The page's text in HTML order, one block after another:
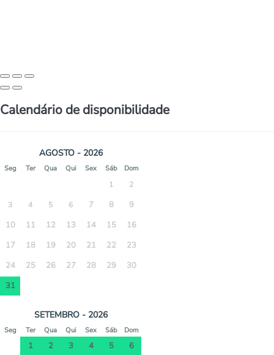
Calendário de disponibilidade
AGOSTO - 2026
Seg Ter Qua Qui Sex Sáb Dom
1 2
3 4 5 6 7 8
9
10
11 12 13 14 15
16
17
18 19 20 21 22
23
24
25 26 27 28 29
30
31
SETEMBRO - 2026
Seg Ter Qua Qui Sex Sáb Dom
1 2 3 4 5
6